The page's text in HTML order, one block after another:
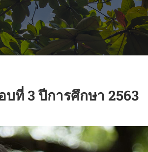
ที่ 3 ปีการศึกษา 2563